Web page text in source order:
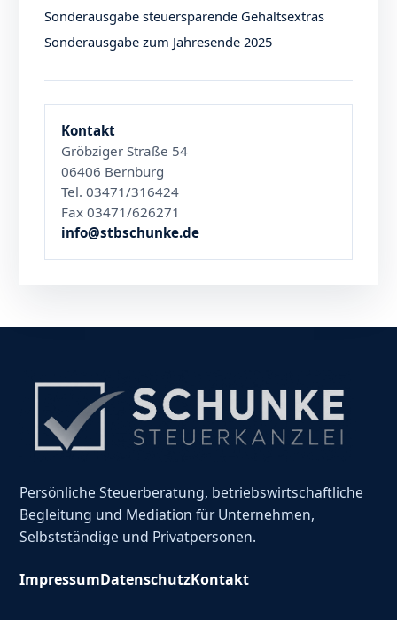
Sonderausgabe steuersparende Gehaltsextras
Sonderausgabe zum Jahresende 2025
Kontakt
Gröbziger Straße 54
06406 Bernburg
Tel. 03471/316424
Fax 03471/626271
info@stbschunke.de
Persönliche Steuerberatung, betriebswirtschaftliche
Begleitung und Mediation für Unternehmen,
Selbstständige und Privatpersonen.
ImpressumDatenschutzKontakt